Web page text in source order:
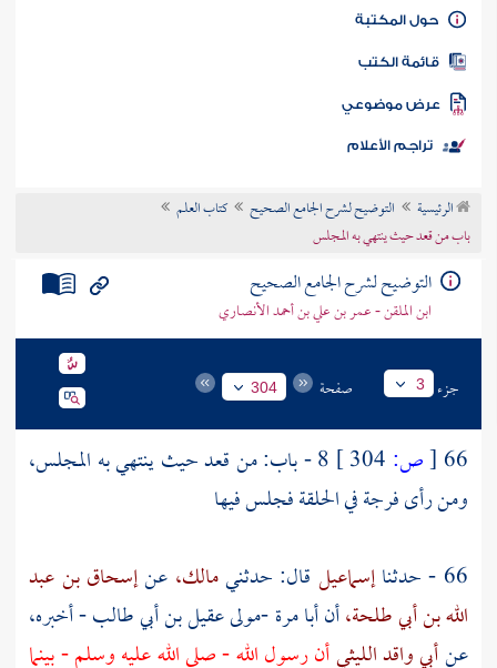
كتاب الأمة
المكتبة
الكتب
موضوعي
تراجم الأعلام
الرئيسية التوضيح لشرح الجامع الصحيح
كتاب العلم
باب من قعد حيث ينتهي به المجلس
التوضيح لشرح الجامع الصحيح
ابن الملقن - عمر بن علي بن أحمد الأنصاري
جزء 3 صفحة 304
66
[ص:
8 - باب: من قعد حيث ينتهي به المجلس،
ومن رأى فرجة في الحلقة فجلس فيها
66 - حدثنا
إسماعيل قال: حدثنيمالك، عنإسحاق بن عبد
الله بن أبي طلحة،أنأبا مرة -مولى عقيل بن أبي طالب- أخبره،
عنأبي واقد الليثيأن رسول الله - صلى الله عليه وسلم - بينما